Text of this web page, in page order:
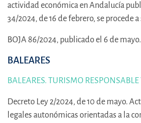
actividad económica en Andalucía
34/2024, de 16 de febrero, se procede
BOJA 86/2024, publicado el 6 de mayo.
BALEARES
BALEARES. TURISMO
Decreto Ley 2/2024, de 10 de mayo.
legales autonómicas orientadas a la